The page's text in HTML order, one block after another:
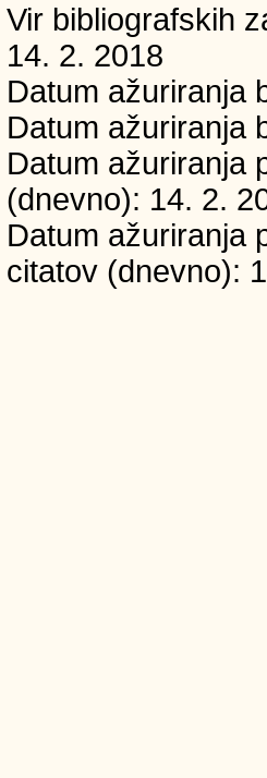
Vir bibliografskih
14. 2. 2018
Datum ažuriranja
Datum ažuriranja
Datum ažuriranja
(dnevno): 14. 2.
Datum ažuriranja
citatov (dnevno):